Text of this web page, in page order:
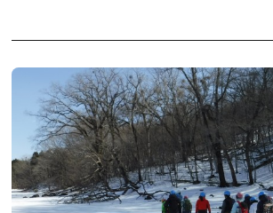
す。また、アウトドアデイズ日光の開催に合
花火、湯元の良質な温泉を楽しめる入浴割引
を実施します。
【雪上の湯元温泉花火大会】
約10分間、スターマイン2.5合玉～4合玉など
が、冬の湯ノ湖畔の夜空を彩ります。
をひろげる打ち上げ花火やライブ演奏をお楽
らに、江戸の料理やアルコールドリンクもご
は異なる雰囲気を見せる江戸情緒あふれる町
るで江戸時代にタイムスリップしたかのよう
だけます。
※内容は天候その他の理由により、予告なく